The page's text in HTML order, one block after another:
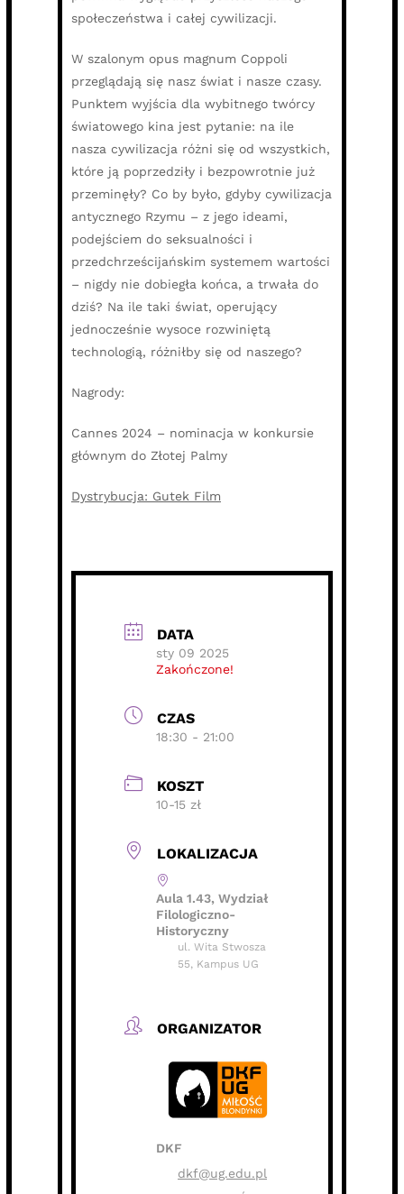
społeczeństwa i całej cywilizacji.
W szalonym opus magnum Coppoli
przeglądają się nasz świat i nasze czasy.
Punktem wyjścia dla wybitnego twórcy
światowego kina jest pytanie: na ile
nasza cywilizacja różni się od wszystkich,
które ją poprzedziły i bezpowrotnie już
przeminęły? Co by było, gdyby cywilizacja
antycznego Rzymu – z jego ideami,
podejściem do seksualności i
przedchrześcijańskim systemem wartości
– nigdy nie dobiegła końca, a trwała do
dziś? Na ile taki świat, operujący
jednocześnie wysoce rozwiniętą
technologią, różniłby się od naszego?
Nagrody:
Cannes 2024 – nominacja w konkursie
głównym do Złotej Palmy
Dystrybucja: Gutek Film
DATA
sty 09 2025
Zakończone!
CZAS
18:30 - 21:00
KOSZT
10-15 zł
LOKALIZACJA
Aula 1.43, Wydział
Filologiczno-
Historyczny
ul. Wita Stwosza
55, Kampus UG
ORGANIZATOR
DKF
dkf@ug.edu.pl